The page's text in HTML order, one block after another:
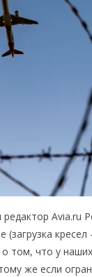
Avia.ru
том, что у
же если